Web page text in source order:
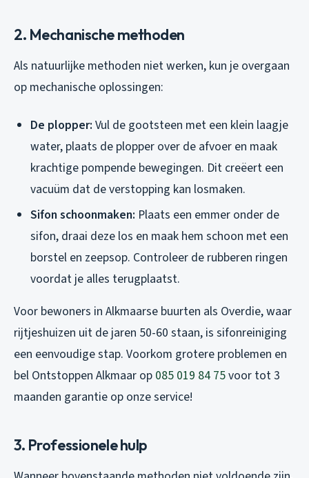
2. Mechanische methoden
Als natuurlijke methoden niet werken, kun je overgaan
op mechanische oplossingen:
De plopper: Vul de gootsteen met een klein laagje
water, plaats de plopper over de afvoer en maak
krachtige pompende bewegingen. Dit creëert een
vacuüm dat de verstopping kan losmaken.
Sifon schoonmaken: Plaats een emmer onder de
sifon, draai deze los en maak hem schoon met een
borstel en zeepsop. Controleer de rubberen ringen
voordat je alles terugplaatst.
Voor bewoners in Alkmaarse buurten als Overdie, waar
rijtjeshuizen uit de jaren 50-60 staan, is sifonreiniging
een eenvoudige stap. Voorkom grotere problemen en
bel Ontstoppen Alkmaar op 085 019 84 75voor tot 3
maanden garantie op onze service!
3. Professionele hulp